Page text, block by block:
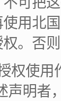
用北
。否
权使用
声明者